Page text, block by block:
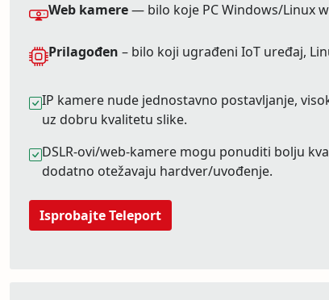
Web kamere— bilo koje PC Windows/Linux
Prilagođen – bilo koji ugrađeni IoT uređaj,
IP kamere nude jednostavno postavljanje,
uz dobru kvalitetu slike.
DSLR-ovi/web-kamere mogu ponuditi bolju
dodatno otežavaju hardver/uvođenje.
Isprobajte Teleport